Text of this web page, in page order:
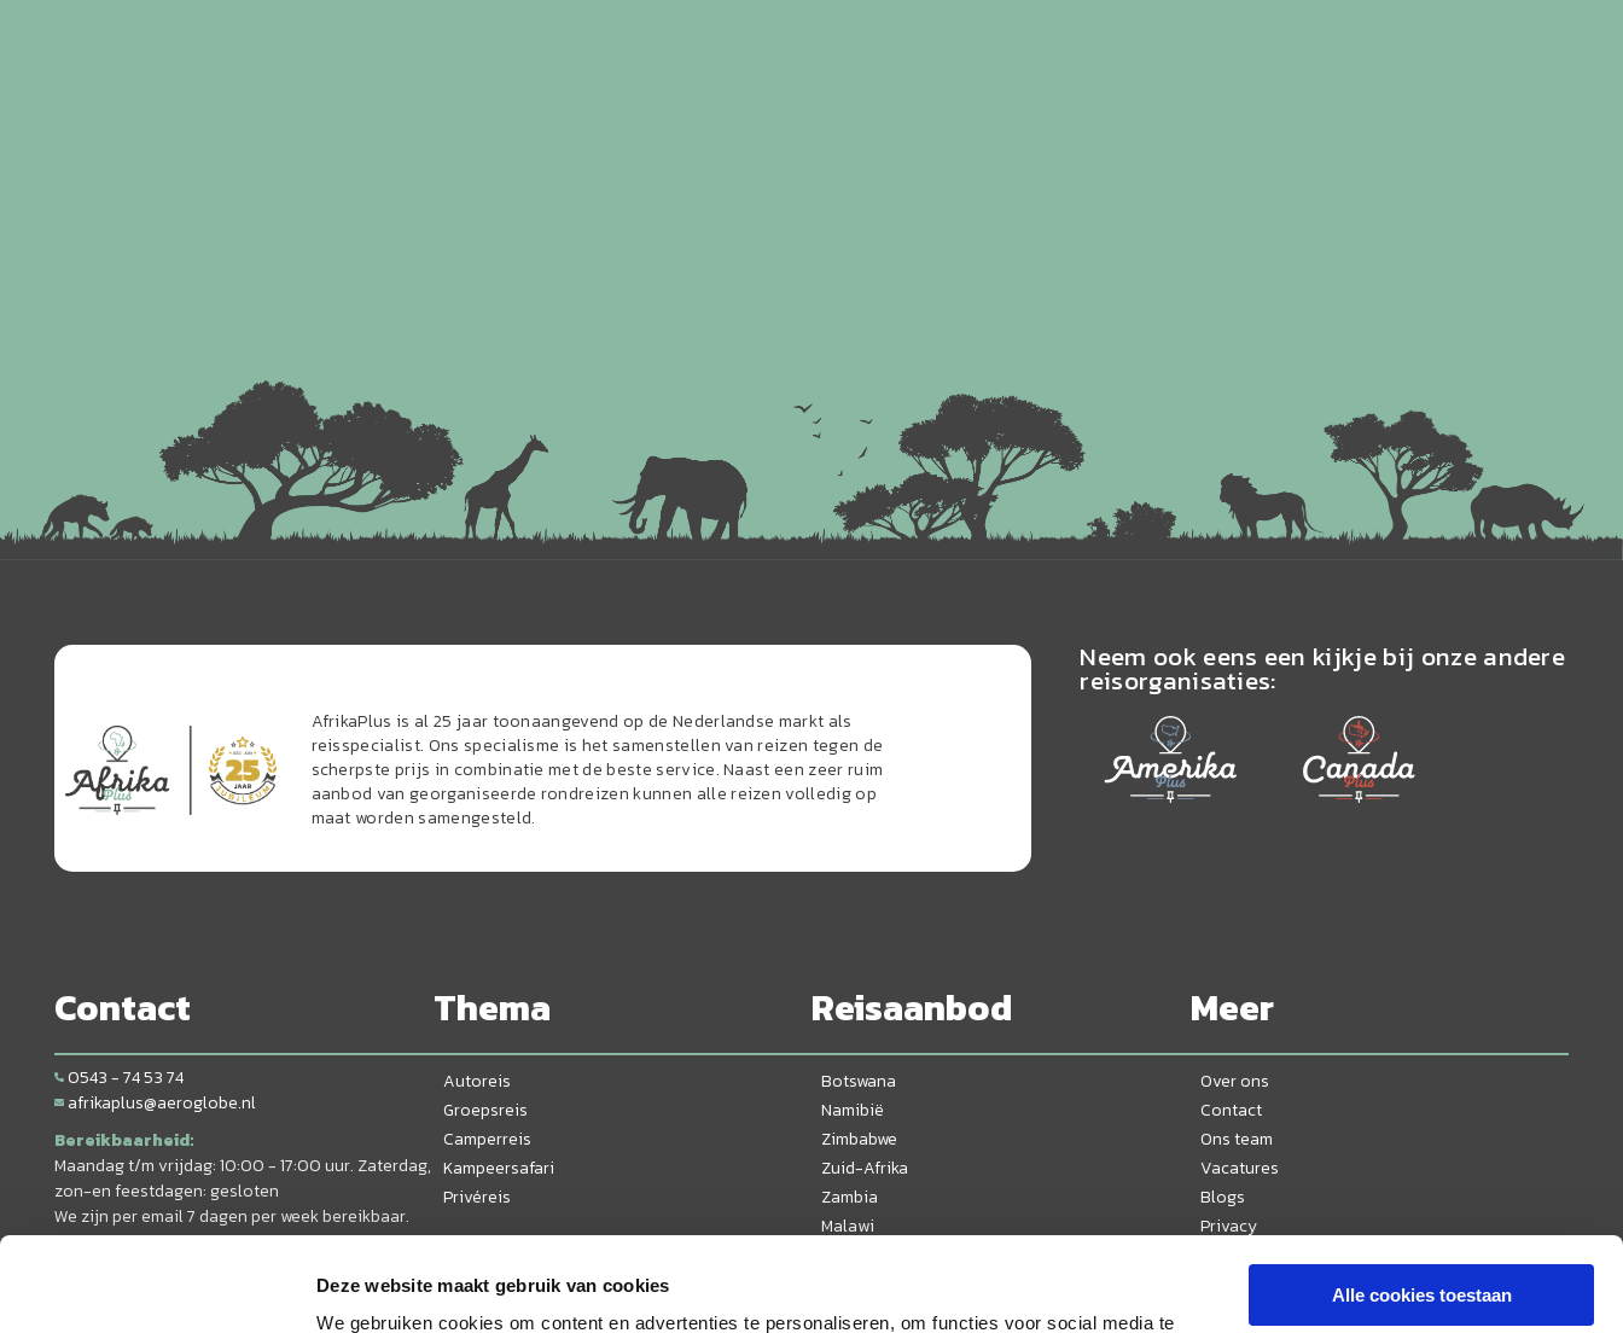
Deze website maakt gebruik van cookies
We gebruiken cookies om content en advertenties te personaliseren, om functies voor social media te
Alle cookies toestaan
AfrikaPlus is al 25 jaar toonaangevend op de Nederlandse markt als
reisspecialist. Ons specialisme is het samenstellen van reizen tegen de
scherpste prijs in combinatie met de beste service. Naast een zeer ruim
aanbod van georganiseerde rondreizen kunnen alle reizen volledig op
maat worden samengesteld.
Neem ook eens een kijkje bij onze andere
reisorganisaties:
Contact
0543 - 74 53 74
afrikaplus@aeroglobe.nl
Bereikbaarheid:
Maandag t/m vrijdag: 10:00 - 17:00 uur. Zaterdag,
zon-en feestdagen: gesloten
We zijn per email 7 dagen per week bereikbaar.
Thema
Autoreis
Groepsreis
Camperreis
Kampeersafari
Privéreis
Reisaanbod
Botswana
Namibië
Zimbabwe
Zuid-Afrika
Zambia
Malawi
Oeganda
Meer
Over ons
Contact
Ons team
Vacatures
Blogs
Privacy